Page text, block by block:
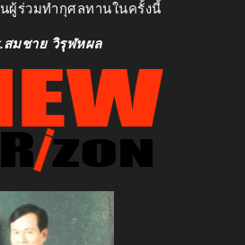
ผู้ร่วมทำกุศลทานในครั้งนี้
สมชาย วิรุฬหผล